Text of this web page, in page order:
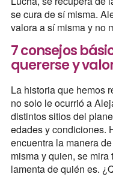
se cura de sí misma.
valora a sí misma y no
7 consejos
quererse y
La historia que hemos
no solo le ocurrió a
distintos sitios del
edades y condiciones.
encuentra la manera de
misma y quien, se
lamenta de quién es.